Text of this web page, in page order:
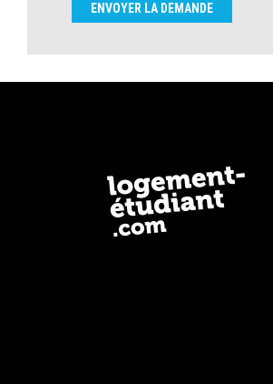
ENVOYER LA DEMANDE